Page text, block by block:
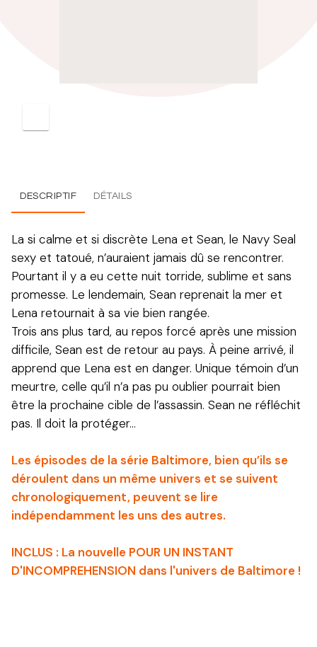
DESCRIPTIF DÉTAILS
La si calme et si discrète Lena et Sean, le Navy Seal
sexy et tatoué, n’auraient jamais dû se rencontrer.
Pourtant il y a eu cette nuit torride, sublime et sans
promesse. Le lendemain, Sean reprenait la mer et
Lena retournait à sa vie bien rangée.
Trois ans plus tard, au repos forcé après une mission
difficile, Sean est de retour au pays. À peine arrivé, il
apprend que Lena est en danger. Unique témoin d’un
meurtre, celle qu’il n’a pas pu oublier pourrait bien
être la prochaine cible de l’assassin. Sean ne réfléchit
pas. Il doit la protéger…
Les épisodes de la série Baltimore, bien qu’ils se
déroulent dans un même univers et se suivent
chronologiquement, peuvent se lire
indépendamment les uns des autres.
INCLUS : La nouvelle POUR UN INSTANT
D'INCOMPREHENSION dans l'univers de Baltimore !